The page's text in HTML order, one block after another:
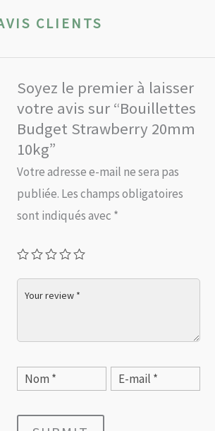
CLIENTS
Soyez le premier à laisser
votre avis sur “Bouillettes
Budget Strawberry 20mm
10kg”
Votre adresse e-mail ne sera pas
publiée. Les champs obligatoires
sont indiqués avec *